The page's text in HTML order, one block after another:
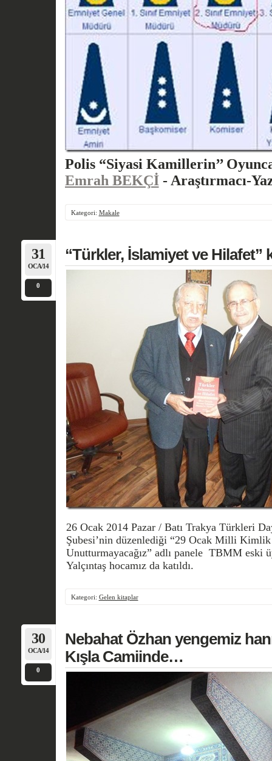
Polis “Siyasi Kamillerin’’
Emrah BEKÇİ- Araştırmacı-
Kategori: Makale
31
OCA/14
0
“Türkler, İslamiyet ve Hilafet”
26 Ocak 2014 Pazar / Batı Trakya Türkleri
Şubesi’nin düzenlediği “29 Ocak Milli Kimlik
Unutturmayacağız” adlı panele TBMM eski
Yalçıntaş hocamız da katıldı.
Kategori: Gelen kitaplar
30
OCA/14
0
Nebahat Özhan yengemiz
Kışla Camiinde…